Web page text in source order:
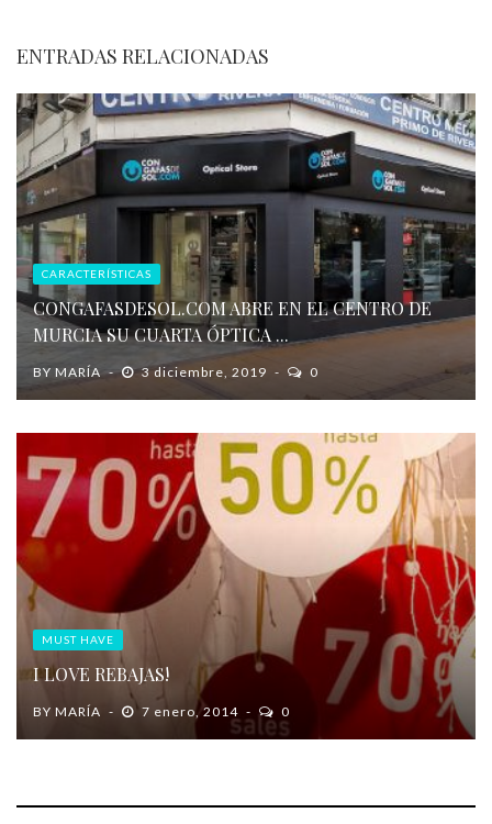
ENTRADAS RELACIONADAS
CARACTERÍSTICAS
CONGAFASDESOL.COM ABRE EN EL CENTRO DE
MURCIA SU CUARTA ÓPTICA ...
BY MARÍA 3 diciembre, 2019 0
MUST HAVE
I LOVE REBAJAS!
BY MARÍA 7 enero, 2014 0